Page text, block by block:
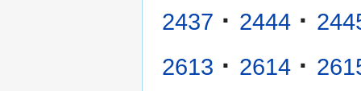
2437 · 2444 ·
2613 · 2614 ·